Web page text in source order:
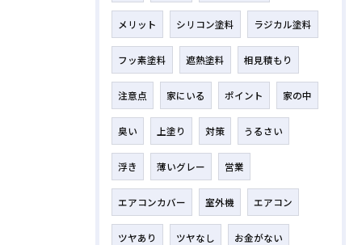
メリット シリコン塗料 ラジカル塗料
フッ素塗料 遮熱塗料 相見積もり
注意点 家にいる ポイント 家の中
臭い 上塗り 対策 うるさい
浮き 薄いグレー 営業
エアコンカバー 室外機 エアコン
ツヤあり ツヤなし お金がない